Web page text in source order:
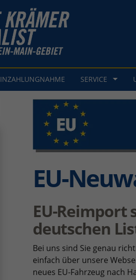
INZAHLUNGNAHME SERVICE
EU-
EU-Reimport
deutschen
Bei uns sind Sie genau
einfach über unsere
neues EU-Fahrzeug nach